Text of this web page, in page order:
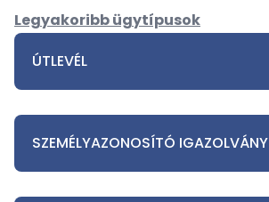
Legyakoribb ügytípusok
ÚTLEVÉL
SZEMÉLYAZONOSÍTÓ IGAZOLVÁNY